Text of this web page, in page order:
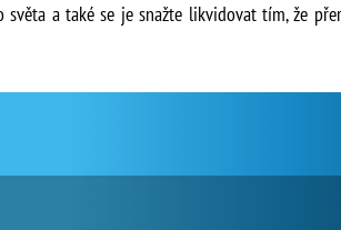
a také se je snažte likvidovat tím, že